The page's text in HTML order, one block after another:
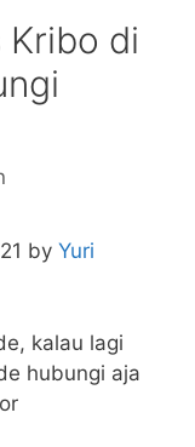
Kribo di
by Yuri
kalau lagi
hubungi aja